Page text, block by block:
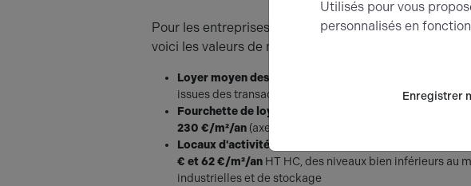
Pour les entreprises qui envisagent une implantation
voici les valeurs de marché à prendre en compte sur
Loyer moyen des
issues des transactions récentes
Fourchette de loyers sur les zones commerciales
230 €/m²/an (axes très passants type Cléon), d'après le
Locaux d'activités à Caudebec-lès-Elbeuf
€ et 62 €/m²/an HT HC, des niveaux bien inférieurs au
industrielles et de stockage
Utilisés pour vous
personnalisés en
Enregistrer